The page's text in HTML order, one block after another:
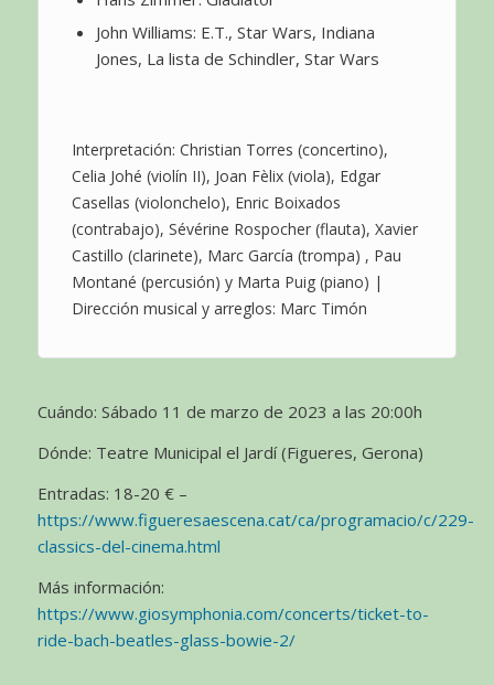
John Williams: E.T., Star Wars, Indiana
Jones, La lista de Schindler, Star Wars
Interpretación: Christian Torres (concertino),
Celia Johé (violín II), Joan Fèlix (viola), Edgar
Casellas (violonchelo), Enric Boixados
(contrabajo), Sévérine Rospocher (flauta), Xavier
Castillo (clarinete), Marc García (trompa) , Pau
Montané (percusión) y Marta Puig (piano) |
Dirección musical y arreglos: Marc Timón
Cuándo: Sábado 11 de marzo de 2023 a las 20:00h
Dónde: Teatre Municipal el Jardí (Figueres, Gerona)
Entradas: 18-20 € –
https://www.figueresaescena.cat/ca/programacio/c/229-
classics-del-cinema.html
Más información:
https://www.giosymphonia.com/concerts/ticket-to-
ride-bach-beatles-glass-bowie-2/